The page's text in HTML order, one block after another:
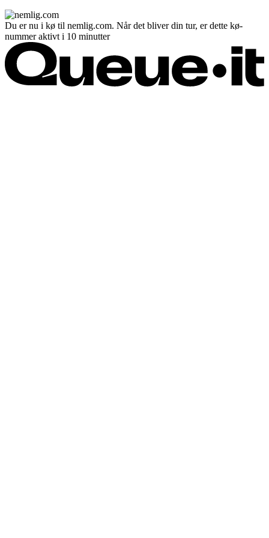
Du er nu i kø til nemlig.com. Når det bliver din tur, er dette kø-
nummer aktivt i 10 minutter